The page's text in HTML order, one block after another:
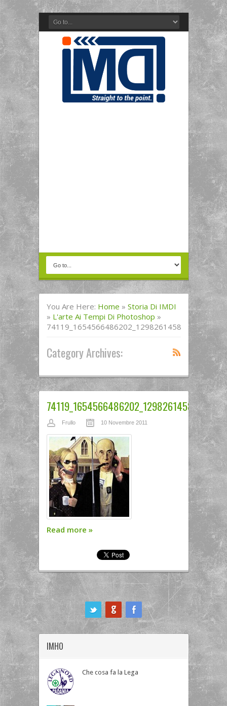
You Are Here: Home » Storia Di IMDI
» L'arte Ai Tempi Di Photoshop »
Category Archives:
Frullo 10 Novembre 2011
Read more »
IMHO
Che cosa fa la Lega